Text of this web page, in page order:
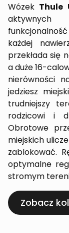
Wózek Thule
aktywnych
każdej
przekłada się
a duże 16-
nierówności
jedziesz
trudniejszy
rodzicowi i
Obrotowe
miejskich
zablokować.
optymalne
stromym
Zobacz